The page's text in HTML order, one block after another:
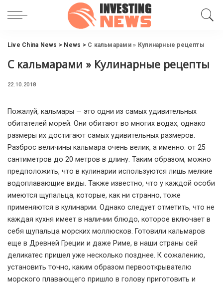
Live China News > News > С кальмарами » Кулинарные рецепты
С кальмарами » Кулинарные рецепты
22.10.2018
Пожалуй, кальмары — это одни из самых удивительных
обитателей морей. Они обитают во многих водах, однако
размеры их достигают самых удивительных размеров.
Разброс величины кальмара очень велик, а именно: от 25
сантиметров до 20 метров в длину. Таким образом, можно
предположить, что в кулинарии используются лишь мелкие
водоплавающие виды. Также известно, что у каждой особи
имеются щупальца, которые, как ни странно, тоже
применяются в кулинарии. Однако следует отметить, что не
каждая кухня имеет в наличии блюдо, которое включает в
себя щупальца морских моллюсков. Готовили кальмаров
еще в Древней Греции и даже Риме, в наши страны сей
деликатес пришел уже несколько позднее. К сожалению,
установить точно, каким образом первооткрывателю
морского плавающего пришло в голову приготовить и